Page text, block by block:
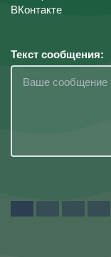
Текст сообщения: